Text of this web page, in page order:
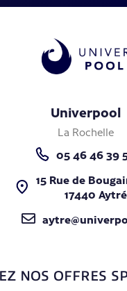
Univerpool
La Rochelle
05 46 46 39
15 Rue de
17440 Aytré
NOS OFFRES